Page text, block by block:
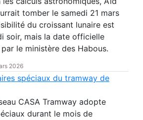
tomber le samedi 21 mars
du croissant lunaire est
soir, mais la date officielle
le ministère des Habous.
2026
spéciaux du tramway de
CASA Tramway adopte
durant le mois de